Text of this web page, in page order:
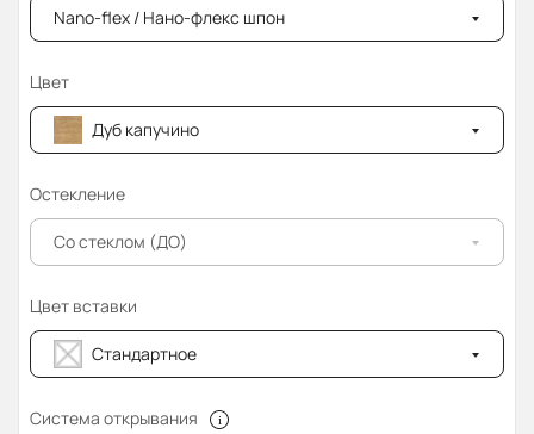
Nano-flex / Нано-флекс шпон
Цвет
Дуб капучино
Остекление
Со стеклом (ДО)
Цвет вставки
Стандартное
Система открывания